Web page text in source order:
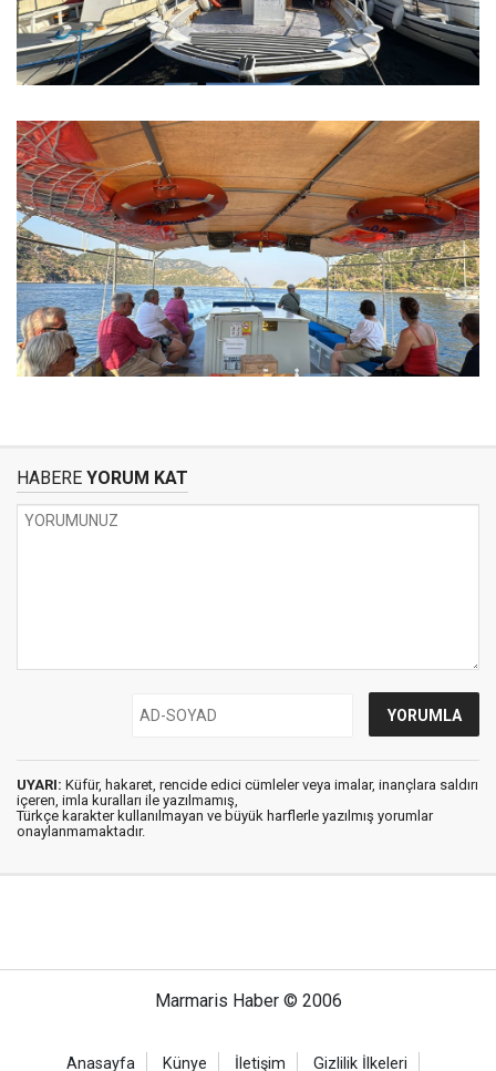
HABERE YORUM KAT
UYARI: Küfür, hakaret, rencide edici cümleler veya imalar, inançlara saldırı
içeren, imla kuralları ile yazılmamış,
Türkçe karakter kullanılmayan ve büyük harflerle yazılmış yorumlar
onaylanmamaktadır.
Marmaris Haber © 2006
Anasayfa Künye İletişim Gizlilik İlkeleri